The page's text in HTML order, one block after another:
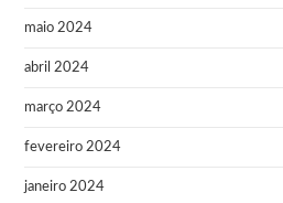
maio 2024
abril 2024
março 2024
fevereiro 2024
janeiro 2024